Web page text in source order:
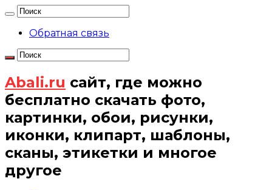
Обратная связь
Abali.ru сайт, где можно
бесплатно скачать фото,
картинки, обои, рисунки,
иконки, клипарт, шаблоны,
сканы, этикетки и многое
другое